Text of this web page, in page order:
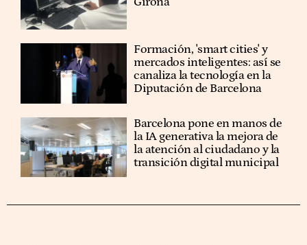
Formación, 'smart cities' y
mercados inteligentes: así se
canaliza la tecnología en la
Diputación de Barcelona
Barcelona pone en manos de
la IA generativa la mejora de
la atención al ciudadano y la
transición digital municipal